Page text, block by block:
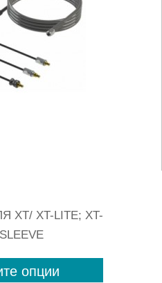
XT-LITE; XT-
опции